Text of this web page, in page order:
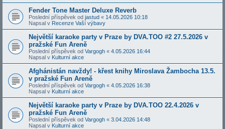
Fender Tone Master Deluxe Reverb
Poslední příspěvek od jastud « 14.05.2026 10:18
Napsal v Recenze Vaší výbavy
Největší karaoke party v Praze by DVA.TOO #2 27.5.2026 v
pražské Fun Areně
Poslední příspěvek od Vargogh « 4.05.2026 16:44
Napsal v Kulturní akce
Afghánistán navždy! - křest knihy Miroslava Žambocha 13.5.
v pražské Fun Areně
Poslední příspěvek od Vargogh « 4.05.2026 16:38
Napsal v Kulturní akce
Největší karaoke party v Praze by DVA.TOO 22.4.2026 v
pražské Fun Areně
Poslední příspěvek od Vargogh « 3.04.2026 14:48
Napsal v Kulturní akce